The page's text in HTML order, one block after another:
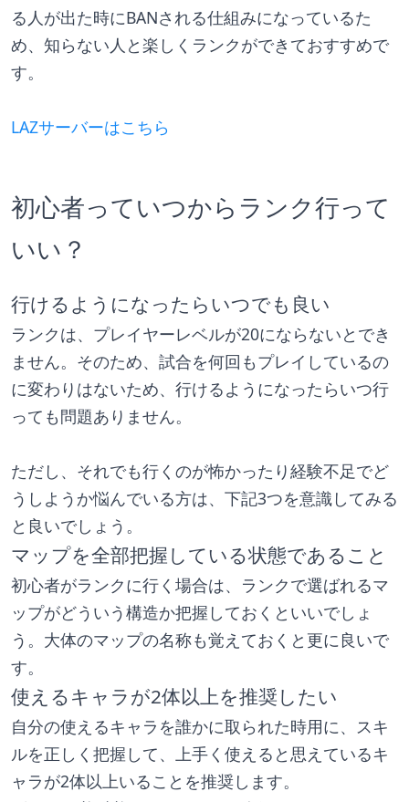
る人が出た時にBANされる仕組みになっているた
め、知らない人と楽しくランクができておすすめで
す。
LAZサーバーはこちら
初心者っていつからランク行って
いい？
行けるようになったらいつでも良い
ランクは、プレイヤーレベルが20にならないとでき
ません。そのため、試合を何回もプレイしているの
に変わりはないため、行けるようになったらいつ行
っても問題ありません。
ただし、それでも行くのが怖かったり経験不足でど
うしようか悩んでいる方は、下記3つを意識してみる
と良いでしょう。
マップを全部把握している状態であること
初心者がランクに行く場合は、ランクで選ばれるマ
ップがどういう構造か把握しておくといいでしょ
う。大体のマップの名称も覚えておくと更に良いで
す。
使えるキャラが2体以上を推奨したい
自分の使えるキャラを誰かに取られた時用に、スキ
ルを正しく把握して、上手く使えると思えているキ
ャラが2体以上いることを推奨します。